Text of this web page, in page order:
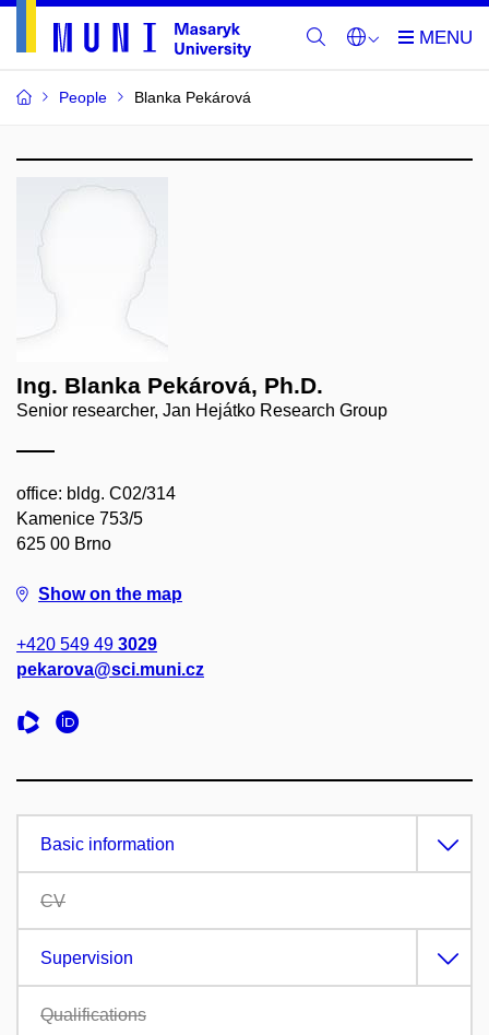
People Blanka Pekárová
Ing. Blanka Pekárová, Ph.D.
Senior researcher, Jan Hejátko Research Group
office: bldg. C02/314
Kamenice 753/5
625 00 Brno
Show on the map
+420 549 49 3029
pekarova@sci.muni.cz
Basic information
CV
Supervision
Qualifications